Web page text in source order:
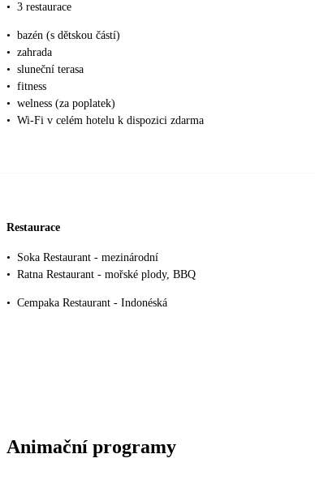
• 3 restaurace
• bazén (s dětskou částí)
• zahrada
• sluneční terasa
• fitness
• welness (za poplatek)
• Wi-Fi v celém hotelu k dispozici zdarma
Restaurace
•
Soka Restaurant - mezinárodní
• Ratna Restaurant - mořské plody, BBQ
• Cempaka Restaurant - Indonéská
Animační programy